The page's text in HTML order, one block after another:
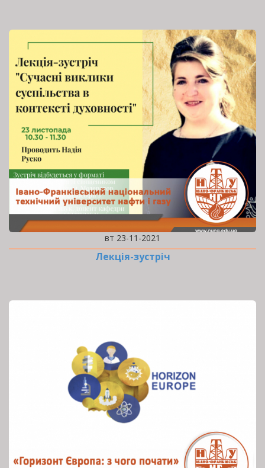
вт 23-11-2021
Лекція-зустріч